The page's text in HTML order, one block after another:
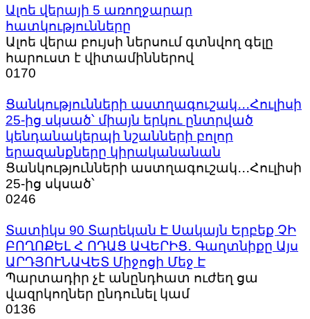
Ալոե վերայի 5 առողջարար
հատկությունները
Ալոե վերա բույսի ներսում գտնվող գելը
հարուստ է վիտամիններով
0170
Ցանկությունների աստղագուշակ․․․Հուլիսի
25-ից սկսած՝ միայն երկու ընտրված
կենդանակերպի նշանների բոլոր
երազանքները կիրականանան
Ցանկությունների աստղագուշակ․․․Հուլիսի
25-ից սկսած՝
0246
Տատիկս 90 Տարեկան Է Սակայն Երբեք ՉԻ
ԲՈՂՈՔԵԼ Հ ՈԴԱՑ ԱՎԵՐԻՑ․ Գաղտնիքը Այս
ԱՐԴՅՈՒՆԱՎԵՏ Միջոցի Մեջ Է
Պարտադիր չէ անընդհատ ուժեղ ցա
վազրկողներ ընդունել կամ
0136